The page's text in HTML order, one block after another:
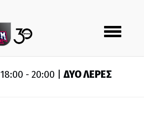
Toggle
navigation
18:00 - 20:00 |ΔΥΟ ΛΕΡΕΣ